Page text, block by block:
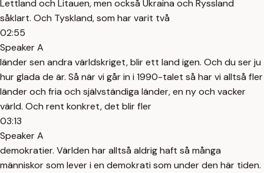
Lettland och Litauen, men också Ukraina och Ryssland
såklart. Och Tyskland, som har varit två
02:55
Speaker A
länder sen andra världskriget, blir ett land igen. Och du ser ju
hur glada de är. Så när vi går in i 1990-talet så har vi alltså fler
länder och fria och självständiga länder, en ny och vacker
värld. Och rent konkret, det blir fler
03:13
Speaker A
demokratier. Världen har alltså aldrig haft så många
människor som lever i en demokrati som under den här tiden.